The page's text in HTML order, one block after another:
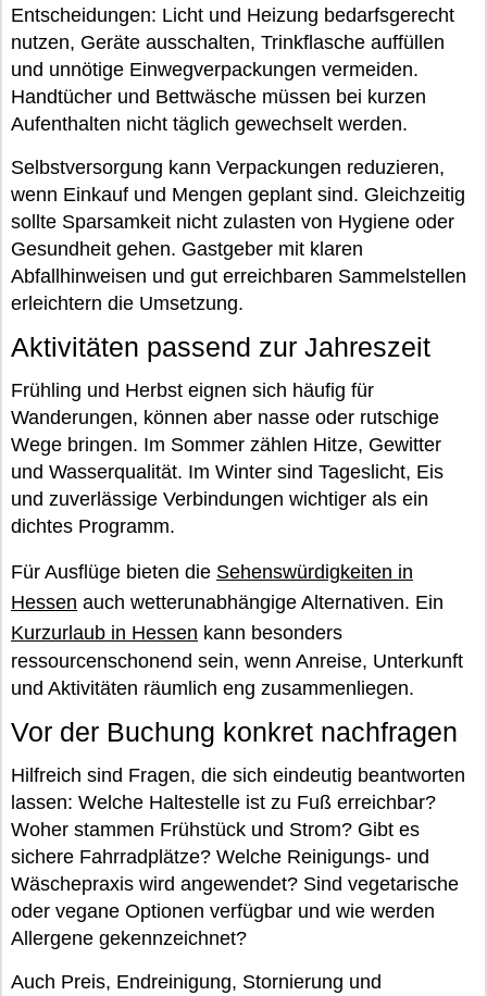
Entscheidungen: Licht und Heizung bedarfsgerecht
nutzen, Geräte ausschalten, Trinkflasche auffüllen
und unnötige Einwegverpackungen vermeiden.
Handtücher und Bettwäsche müssen bei kurzen
Aufenthalten nicht täglich gewechselt werden.
Selbstversorgung kann Verpackungen reduzieren,
wenn Einkauf und Mengen geplant sind. Gleichzeitig
sollte Sparsamkeit nicht zulasten von Hygiene oder
Gesundheit gehen. Gastgeber mit klaren
Abfallhinweisen und gut erreichbaren Sammelstellen
erleichtern die Umsetzung.
Aktivitäten passend zur Jahreszeit
Frühling und Herbst eignen sich häufig für
Wanderungen, können aber nasse oder rutschige
Wege bringen. Im Sommer zählen Hitze, Gewitter
und Wasserqualität. Im Winter sind Tageslicht, Eis
und zuverlässige Verbindungen wichtiger als ein
dichtes Programm.
Für Ausflüge bieten die Sehenswürdigkeiten in
Hessen auch wetterunabhängige Alternativen. Ein
Kurzurlaub in Hessen kann besonders
ressourcenschonend sein, wenn Anreise, Unterkunft
und Aktivitäten räumlich eng zusammenliegen.
Vor der Buchung konkret nachfragen
Hilfreich sind Fragen, die sich eindeutig beantworten
lassen: Welche Haltestelle ist zu Fuß erreichbar?
Woher stammen Frühstück und Strom? Gibt es
sichere Fahrradplätze? Welche Reinigungs- und
Wäschepraxis wird angewendet? Sind vegetarische
oder vegane Optionen verfügbar und wie werden
Allergene gekennzeichnet?
Auch Preis, Endreinigung, Stornierung und